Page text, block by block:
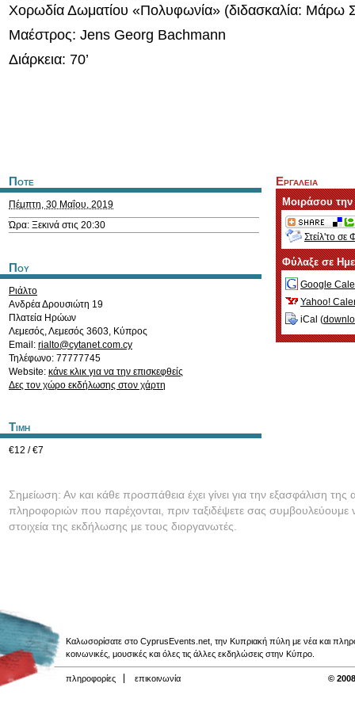
Χορωδία Δωματίου «Πολυφωνία» (διδασκαλία: Μάρω
Μαέστρος: Jens Georg Bachmann
Διάρκεια: 70’
Ποτε
Πέμπτη, 30 Μαΐου, 2019
Ώρα: Ξεκινά στις 20:30
Που
Ριάλτο
Ανδρέα Δρουσιώτη 19
Πλατεία Ηρώων
Λεμεσός,Λεμεσός 3603, Κύπρος
Email: rialto@cytanet.com.cy
Τηλέφωνο: 77777745
Website: κάνε κλικ για να την επισκεφθείς
Δες τον χώρο εκδήλωσης στον χάρτη
Τιμη
€12 / €7
Εργαλεια
Μοιράσου
Στείλ'το σε
Φύλαξε σε
Google
Yahoo!
iCal (
Σημείωση: Αν και κάθε προσπάθεια έχει γίνει για την εξασφάλιση της
πληροφοριών που παρέχονται, πριν ταξιδέψετε σας συμβουλεύουμε
στοιχεία της εκδήλωσης με τους διοργανωτές.
Καλωσορίσατε στο CyprusEvents.net, την Κυπριακή πύλη με νέα και
κοινωνικές, μουσικές και όλες τις άλλες εκδηλώσεις στην Κύπρο.
πληροφορίες επικοινωνία ©